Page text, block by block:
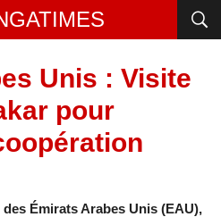
Unis : Visite
pour
Émirats Arabes Unis (EAU),